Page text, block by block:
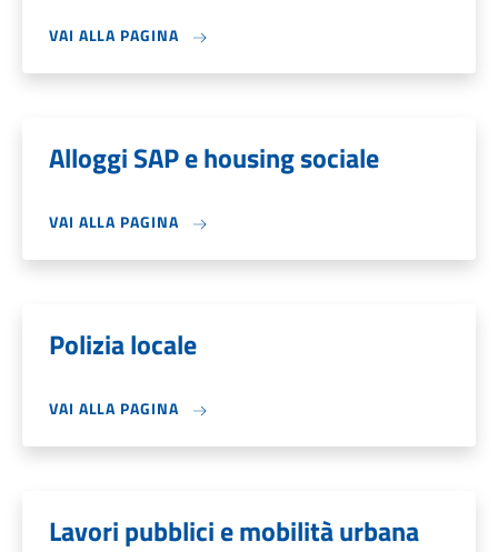
VAI ALLA PAGINA
Alloggi SAP e housing sociale
VAI ALLA PAGINA
Polizia locale
VAI ALLA PAGINA
Lavori pubblici e mobilità urbana